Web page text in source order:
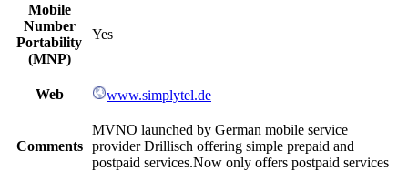
Mobile
Number
Portability
(MNP)
Yes
Web www.simplytel.de
Comments
MVNO launched by German mobile service
provider Drillisch offering simple prepaid and
postpaid services.Now only offers postpaid services